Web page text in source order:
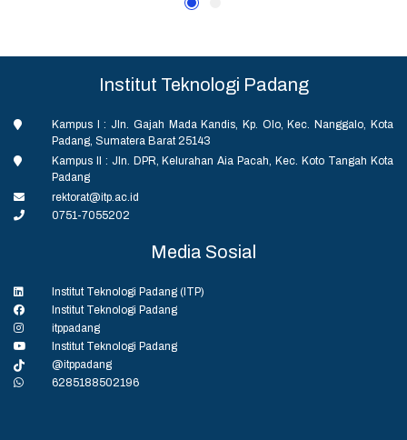
Institut Teknologi Padang
Kampus I : Jln. Gajah Mada Kandis, Kp. Olo, Kec. Nanggalo, Kota
Padang, Sumatera Barat 25143
Kampus II : Jln. DPR, Kelurahan Aia Pacah, Kec. Koto Tangah Kota
Padang
rektorat@itp.ac.id
0751-7055202
Media Sosial
Institut Teknologi Padang (ITP)
Institut Teknologi Padang
itppadang
Institut Teknologi Padang
@itppadang
6285188502196